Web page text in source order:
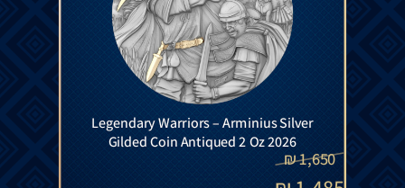
Legendary Warriors – Arminius Silver
Gilded Coin Antiqued 2 Oz 2026
1,650
₪